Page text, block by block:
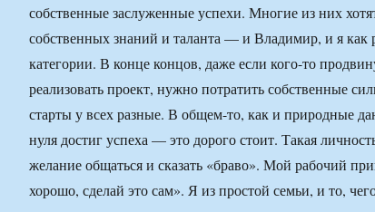
собственные заслуженные успехи. Многие из них
собственных знаний и таланта — и Владимир, и я как
категории. В конце концов, даже если кого-то
реализовать проект, нужно потратить собственные
старты у всех разные. В общем-то, как и природные
нуля достиг успеха — это дорого стоит. Такая
желание общаться и сказать «браво». Мой рабочий
хорошо, сделай это сам». Я из простой семьи, и то,